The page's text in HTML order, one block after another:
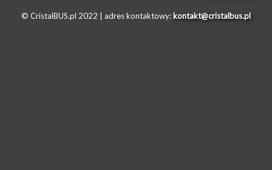
© CristalBUS.pl 2022 | adres kontaktowy: kontakt@cristalbus.pl